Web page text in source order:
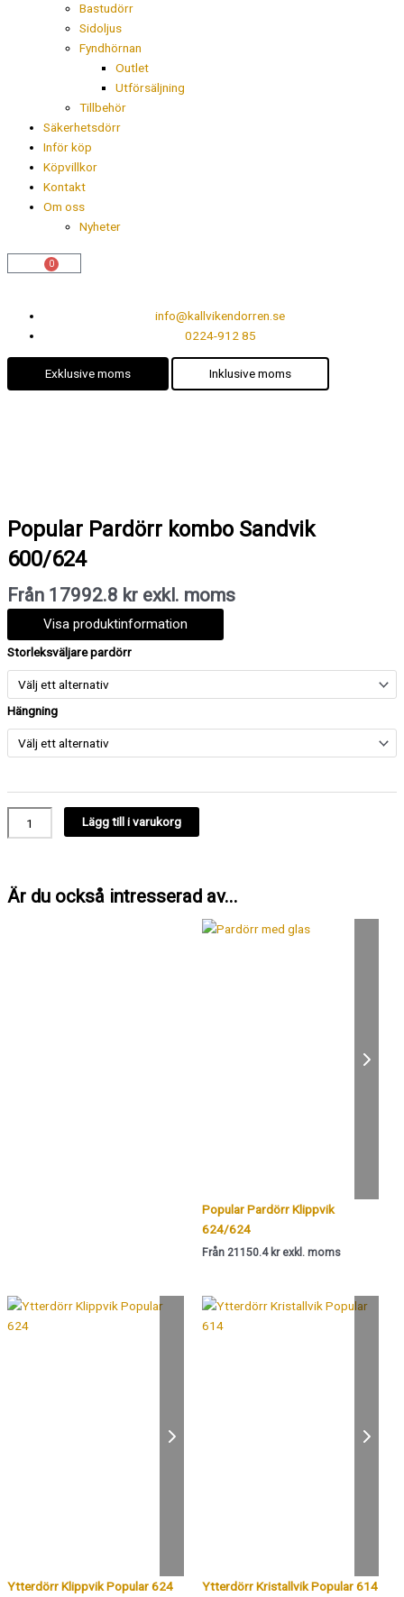
Bastudörr
Sidoljus
Fyndhörnan
Outlet
Utförsäljning
Tillbehör
Säkerhetsdörr
Inför köp
Köpvillkor
Kontakt
Om oss
Nyheter
0
Varukorg
info@kallvikendorren.se
0224-912 85
Exklusive moms Inklusive moms
Popular Pardörr kombo Sandvik
600/624
Från 17992.8 kr exkl. moms
Visa produktinformation
Storleksväljare pardörr
Hängning
Popular
Pardörr
kombo
Sandvik
600/624
mängd
Lägg till i varukorg
Är du också intresserad av...
Popular Pardörr Klippvik
624/624
Från 21150.4 kr exkl. moms
Ytterdörr Klippvik Popular 624 Ytterdörr Kristallvik Popular 614